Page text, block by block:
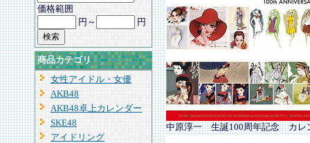
価格範囲
円～
円
商品カテゴリ
女性アイドル・女優
AKB48
AKB48卓上カレンダー
SKE48
アイドリング
中原淳一 生誕100周年記念 カレ